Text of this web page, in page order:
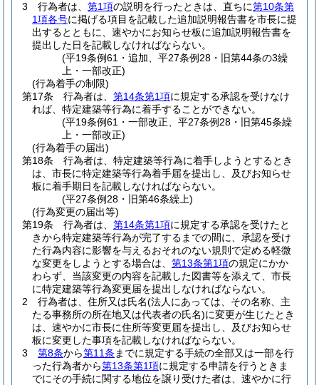
3
行為者は、 第1項の説明を行ったときは、直ちに第10条第
1項各号に掲げる項目を記載した追加説明報告書を市長に提
出するとともに、速やかにお知らせ板に追加説明報告書を
提出した日を記載しなければならない。
(平19条例61・追加、平27条例28・旧第44条の3繰
上・一部改正)
(行為着手の制限)
第17条
行為者は、 第14条第1項に規定する承認を受けなけ
れば、特定建築等行為に着手することができない。
(平19条例61・一部改正、平27条例28・旧第45条繰
上・一部改正)
(行為着手の届出)
第18条
行為者は、特定建築等行為に着手しようとするとき
は、市長に特定建築等行為着手届を提出し、及びお知らせ
板に着手期日を記載しなければならない。
(平27条例28・旧第46条繰上)
(行為変更の届出等)
第19条
行為者は、 第14条第1項に規定する承認を受けたと
きから特定建築等行為が完了するまでの間に、承認を受け
た行為内容に影響を与えるおそれのない規則で定める軽微
な変更をしようとする場合は、 第13条第1項の規定にかか
わらず、当該変更の内容を記載した図書等を添えて、市長
に特定建築等行為変更届を提出しなければならない。
2
行為者は、住所又は氏名(法人にあっては、その名称、主
たる事務所の所在地又は代表者の氏名)に変更が生じたとき
は、速やかに市長に住所等変更届を提出し、及びお知らせ
板に変更した事項を記載しなければならない。
3
第8条から第11条 までに規定する手続の全部又は一部を行
った行為者から第13条第1項に規定する申請を行うときま
でにその手続に関する地位を譲り受けた者は、速やかに行